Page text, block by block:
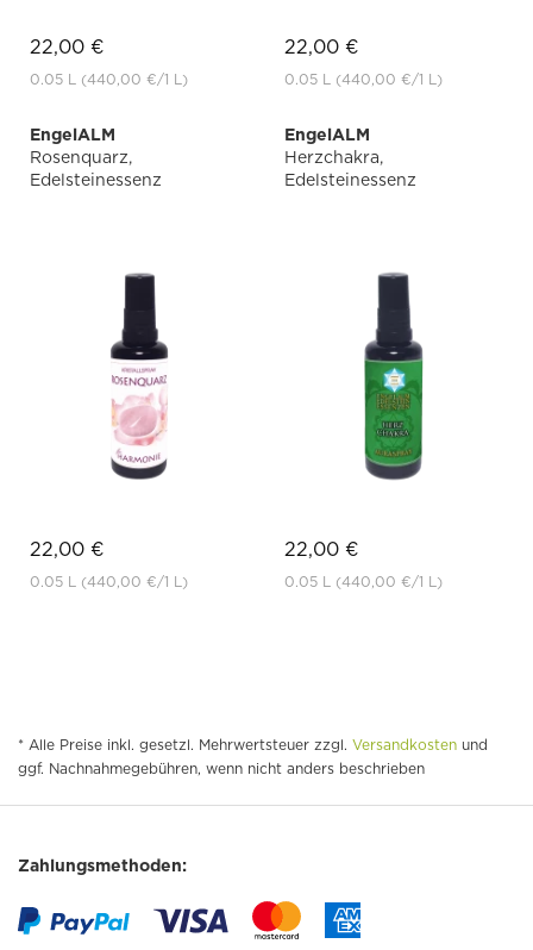
22,00 €
0.05 L (440,00 €/1 L)
22,00 €
0.05 L (440,00 €/1 L)
EngelALM
Rosenquarz,
Edelsteinessenz
22,00 €
0.05 L (440,00 €/1 L)
EngelALM
Herzchakra,
Edelsteinessenz
22,00 €
0.05 L (440,00 €/1 L)
* Alle Preise inkl. gesetzl. Mehrwertsteuer zzgl. Versandkosten und
ggf. Nachnahmegebühren, wenn nicht anders beschrieben
Zahlungsmethoden: